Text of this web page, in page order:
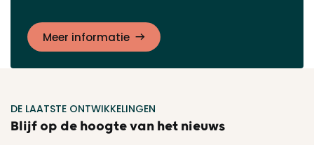
Meer informatie
DE LAATSTE ONTWIKKELINGEN
Blijf op de hoogte van het nieuws